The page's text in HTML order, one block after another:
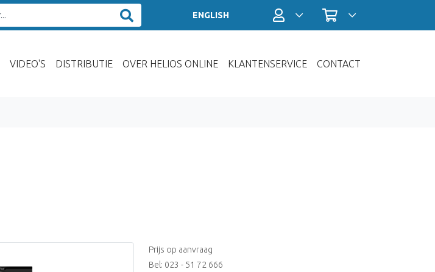
ENGLISH Profiel / InloggenWinkelwagen
VIDEO'S DISTRIBUTIE OVER HELIOS ONLINE KLANTENSERVICE CONTACT
Prijs op aanvraag
Bel: 023 - 51 72 666